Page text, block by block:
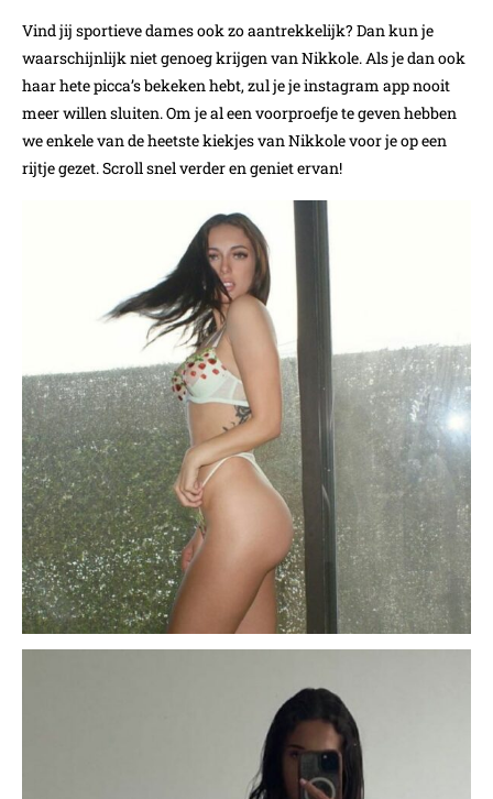
Vind jij sportieve dames ook zo aantrekkelijk? Dan kun je
waarschijnlijk niet genoeg krijgen van Nikkole. Als je dan ook
haar hete picca’s bekeken hebt, zul je je instagram app nooit
meer willen sluiten. Om je al een voorproefje te geven hebben
we enkele van de heetste kiekjes van Nikkole voor je op een
rijtje gezet. Scroll snel verder en geniet ervan!